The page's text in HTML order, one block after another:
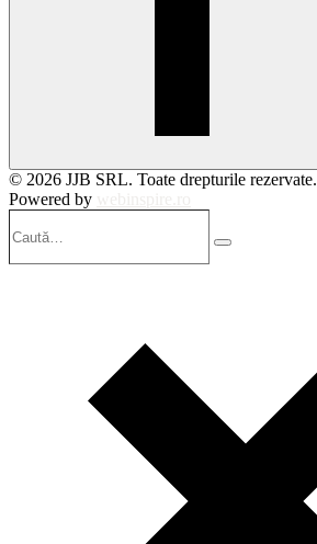
© 2026 JJB SRL. Toate drepturile rezervate.
Powered by
Search